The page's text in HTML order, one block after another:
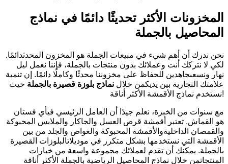
المخزونات الأكثر تحديثًا دائمًا في نماذج
المحاصيل بالجملة
نحن ندرك أن أهم شيء في مبيعات الجملة هو المخزون المحدثدائمًا.
لكي لا نتركك أنت وعملائك بدون منتجات بالجملة، فإننا نعمل ليل
نهار ونسعىجاهدين للحفاظ على مخزوننا محدثًا وكاملًا دائمًا. إن تنمية
علامتك التجارية بين يديكمن خلال نماذج بلوزة قصيرة بالجملة حيث
نستخدم نماذج الأقمشة الأكثر أناقة!
مع سنوات من الخبرة، نعلم جيدًا أن العامل الرئيسي فيأي فستان
هو القماش. تعتبر أقمشة قرص العسل والجاكار والملابس المحبوكة
والقمصان الداخليةوالأقمشة المحبوكة والغواص والجلد من بين
الأقمشة التي نستخدمها بشكل متكرر في موديلاتالبلوزات القصيرة
بالجملة. يمكنك أن تقدم لعملائك مجموعة واسعة من خيارات
المنتجاتمن خلال نماذج المحاصيل الرياضية بالجملة الأكثر أناقة